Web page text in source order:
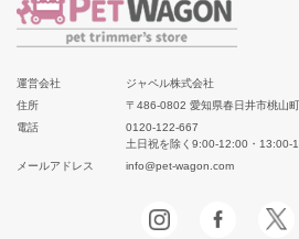
運営会社
ジャペル株式会社
住所
〒486-0802 愛知県春日井市桃山
電話
0120-122-667
土日祝を除く9:00-12:00・13:00-
メールアドレス
info@pet-wagon.com